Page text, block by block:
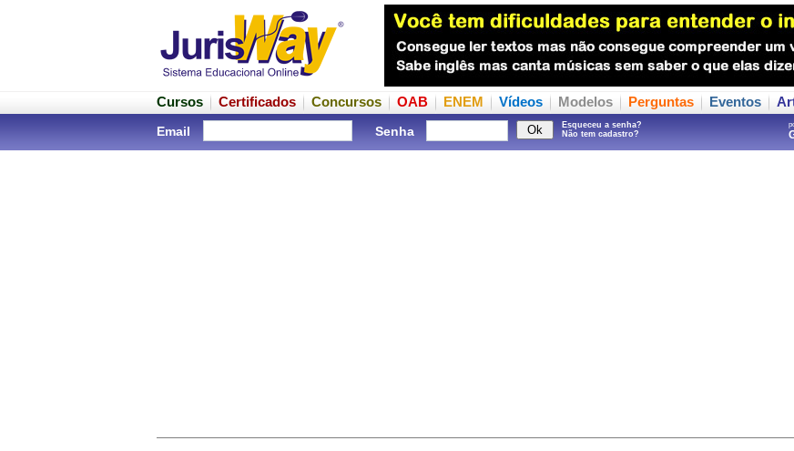
Cursos Certificados Concursos OAB ENEM Vídeos Modelos Perguntas Eventos
Email Senha
Esqueceu a senha?
Não tem cadastro?